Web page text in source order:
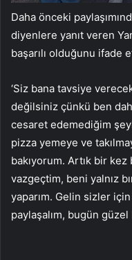
Daha önceki
diyenlere yanıt veren
başarılı olduğunu ifade
‘Siz bana tavsiye
değilsiniz çünkü ben
cesaret edemediğim
pizza yemeye ve
bakıyorum. Artık bir kez
vazgeçtim, beni yalnız
yaparım. Gelin sizler
paylaşalım, bugün